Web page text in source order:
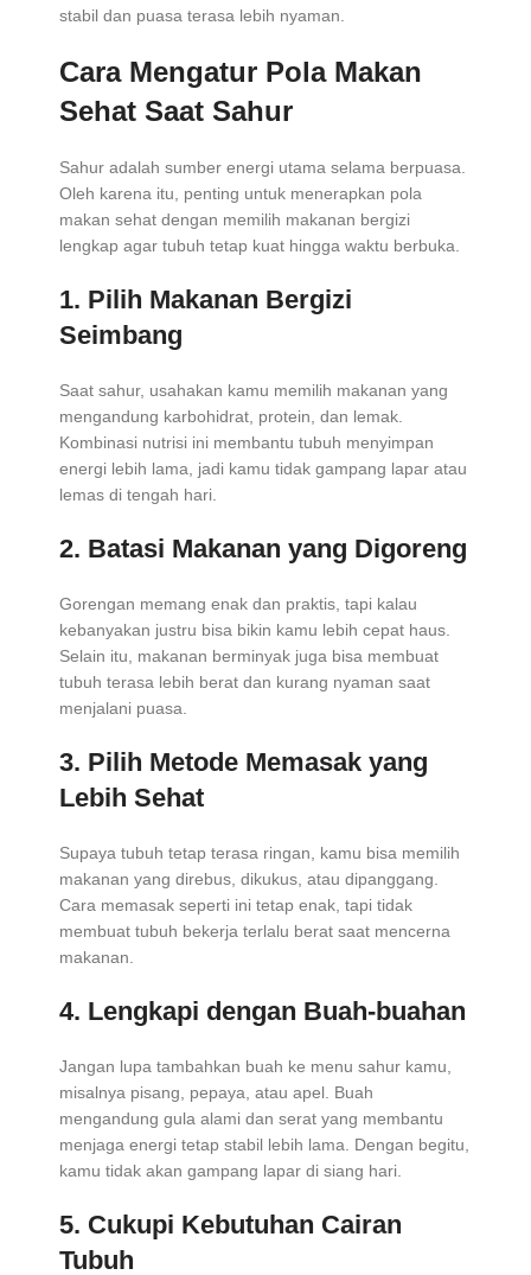
stabil dan puasa terasa lebih nyaman.
Cara Mengatur Pola Makan
Sehat Saat Sahur
Sahur adalah sumber energi utama selama berpuasa.
Oleh karena itu, penting untuk menerapkan pola
makan sehat dengan memilih makanan bergizi
lengkap agar tubuh tetap kuat hingga waktu berbuka.
1. Pilih Makanan Bergizi
Seimbang
Saat sahur, usahakan kamu memilih makanan yang
mengandung karbohidrat, protein, dan lemak.
Kombinasi nutrisi ini membantu tubuh menyimpan
energi lebih lama, jadi kamu tidak gampang lapar atau
lemas di tengah hari.
2. Batasi Makanan yang Digoreng
Gorengan memang enak dan praktis, tapi kalau
kebanyakan justru bisa bikin kamu lebih cepat haus.
Selain itu, makanan berminyak juga bisa membuat
tubuh terasa lebih berat dan kurang nyaman saat
menjalani puasa.
3. Pilih Metode Memasak yang
Lebih Sehat
Supaya tubuh tetap terasa ringan, kamu bisa memilih
makanan yang direbus, dikukus, atau dipanggang.
Cara memasak seperti ini tetap enak, tapi tidak
membuat tubuh bekerja terlalu berat saat mencerna
makanan.
4. Lengkapi dengan Buah-buahan
Jangan lupa tambahkan buah ke menu sahur kamu,
misalnya pisang, pepaya, atau apel. Buah
mengandung gula alami dan serat yang membantu
menjaga energi tetap stabil lebih lama. Dengan begitu,
kamu tidak akan gampang lapar di siang hari.
5. Cukupi Kebutuhan Cairan
Tubuh